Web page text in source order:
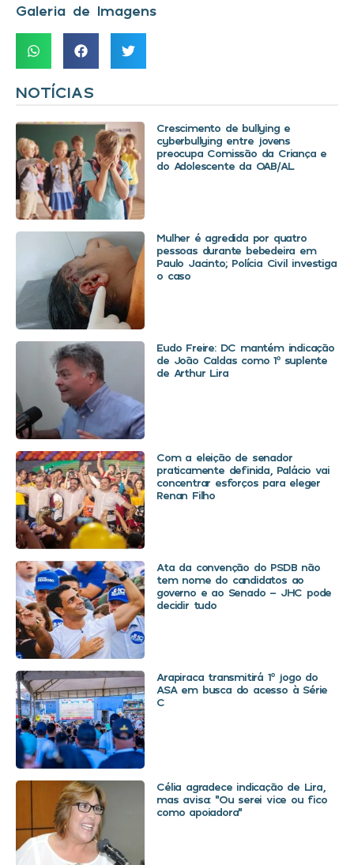
Galeria de Imagens
NOTÍCIAS
Crescimento de bullying e
cyberbullying entre jovens
preocupa Comissão da Criança e
do Adolescente da OAB/AL
Mulher é agredida por quatro
pessoas durante bebedeira em
Paulo Jacinto; Polícia Civil investiga
o caso
Eudo Freire: DC mantém indicação
de João Caldas como 1º suplente
de Arthur Lira
Com a eleição de senador
praticamente definida, Palácio vai
concentrar esforços para eleger
Renan Filho
Ata da convenção do PSDB não
tem nome do candidatos ao
governo e ao Senado – JHC pode
decidir tudo
Arapiraca transmitirá 1º jogo do
ASA em busca do acesso à Série
C
Célia agradece indicação de Lira,
mas avisa: “Ou serei vice ou fico
como apoiadora”